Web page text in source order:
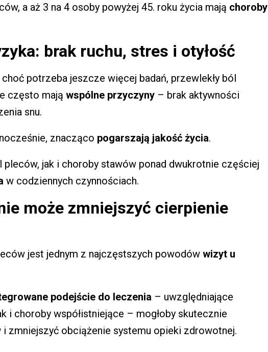
a aż 3 na 4 osoby powyżej 45. roku życia mają choroby
brak ruchu, stres i otyłość
potrzeba jeszcze więcej badań, przewlekły ból
często mają wspólne przyczyny – brak aktywności
snu.
znacząco pogarszają jakość życia.
jak i choroby stawów ponad dwukrotnie częściej
w codziennych czynnościach.
może zmniejszyć cierpienie
jest jednym z najczęstszych powodów wizyt u
podejście do leczenia – uwzględniające
i choroby współistniejące – mogłoby skutecznie
zmniejszyć obciążenie systemu opieki zdrowotnej.